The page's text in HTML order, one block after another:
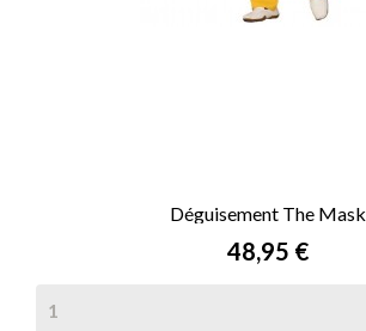
Déguisement The Mask
Prix
48,95 €